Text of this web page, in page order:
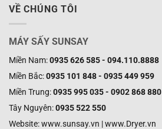
VỀ CHÚNG TÔI
MÁY SẤY SUNSAY
Miền Nam:0935 626 585 - 094.110.8888
Miền Bắc:0935 101 848 - 0935 449 959
Miền Trung:0935 995 035 - 0902 868 880
Tây Nguyên:0935 522 550
Website: www.sunsay.vn | www.Dryer.vn